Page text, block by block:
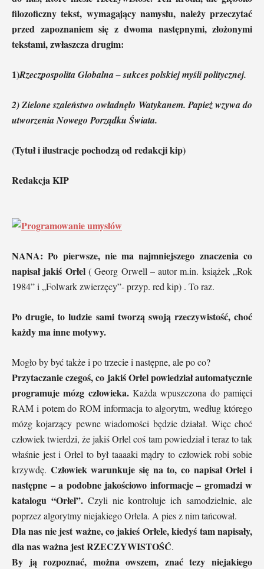
filozoficzny tekst, wymagający namysłu, należy przeczytać
przed zapoznaniem się z dwoma następnymi, złożonymi
tekstami, zwłaszcza drugim:
1)Rzeczpospolita Globalna – sukces polskiej myśli politycznej.
2) Zielone szaleństwo owładnęło Watykanem. Papież wzywa do
utworzenia Nowego Porządku Świata.
(Tytuł i ilustracje pochodzą od redakcji kip)
Redakcja KIP
NANA: Po pierwsze, nie ma najmniejszego znaczenia co
napisał jakiś Orłel( Georg Orwell – autor m.in. książek „Rok
1984” i „Folwark zwierzęcy”- przyp. red kip) . To raz.
Po drugie, to ludzie sami tworzą swoją rzeczywistość, choć
każdy ma inne motywy.
Mogło by być także i po trzecie i następne, ale po co?
Przytaczanie czegoś, co jakiś Orłel powiedział automatycznie
programuje mózg człowieka.Każda wpuszczona do pamięci
RAM i potem do ROM informacja to algorytm, według którego
mózg kojarzący pewne wiadomości będzie działał. Więc choć
człowiek twierdzi, że jakiś Orłel coś tam powiedział i teraz to tak
właśnie jest i Orłel to był taaaaki mądry to człowiek robi sobie
krzywdę. Człowiek warunkuje się na to, co napisał Orłel i
następne – a podobne jakościowo informacje – gromadzi w
katalogu “Orłel”.Czyli nie kontroluje ich samodzielnie, ale
poprzez algorytmy niejakiego Orłela. A pies z nim tańcował.
Dla nas nie jest ważne, co jakieś Orłele, kiedyś tam napisały,
dla nas ważna jest RZECZYWISTOŚĆ.
By ją rozpoznać, można owszem, znać tezy niejakiego